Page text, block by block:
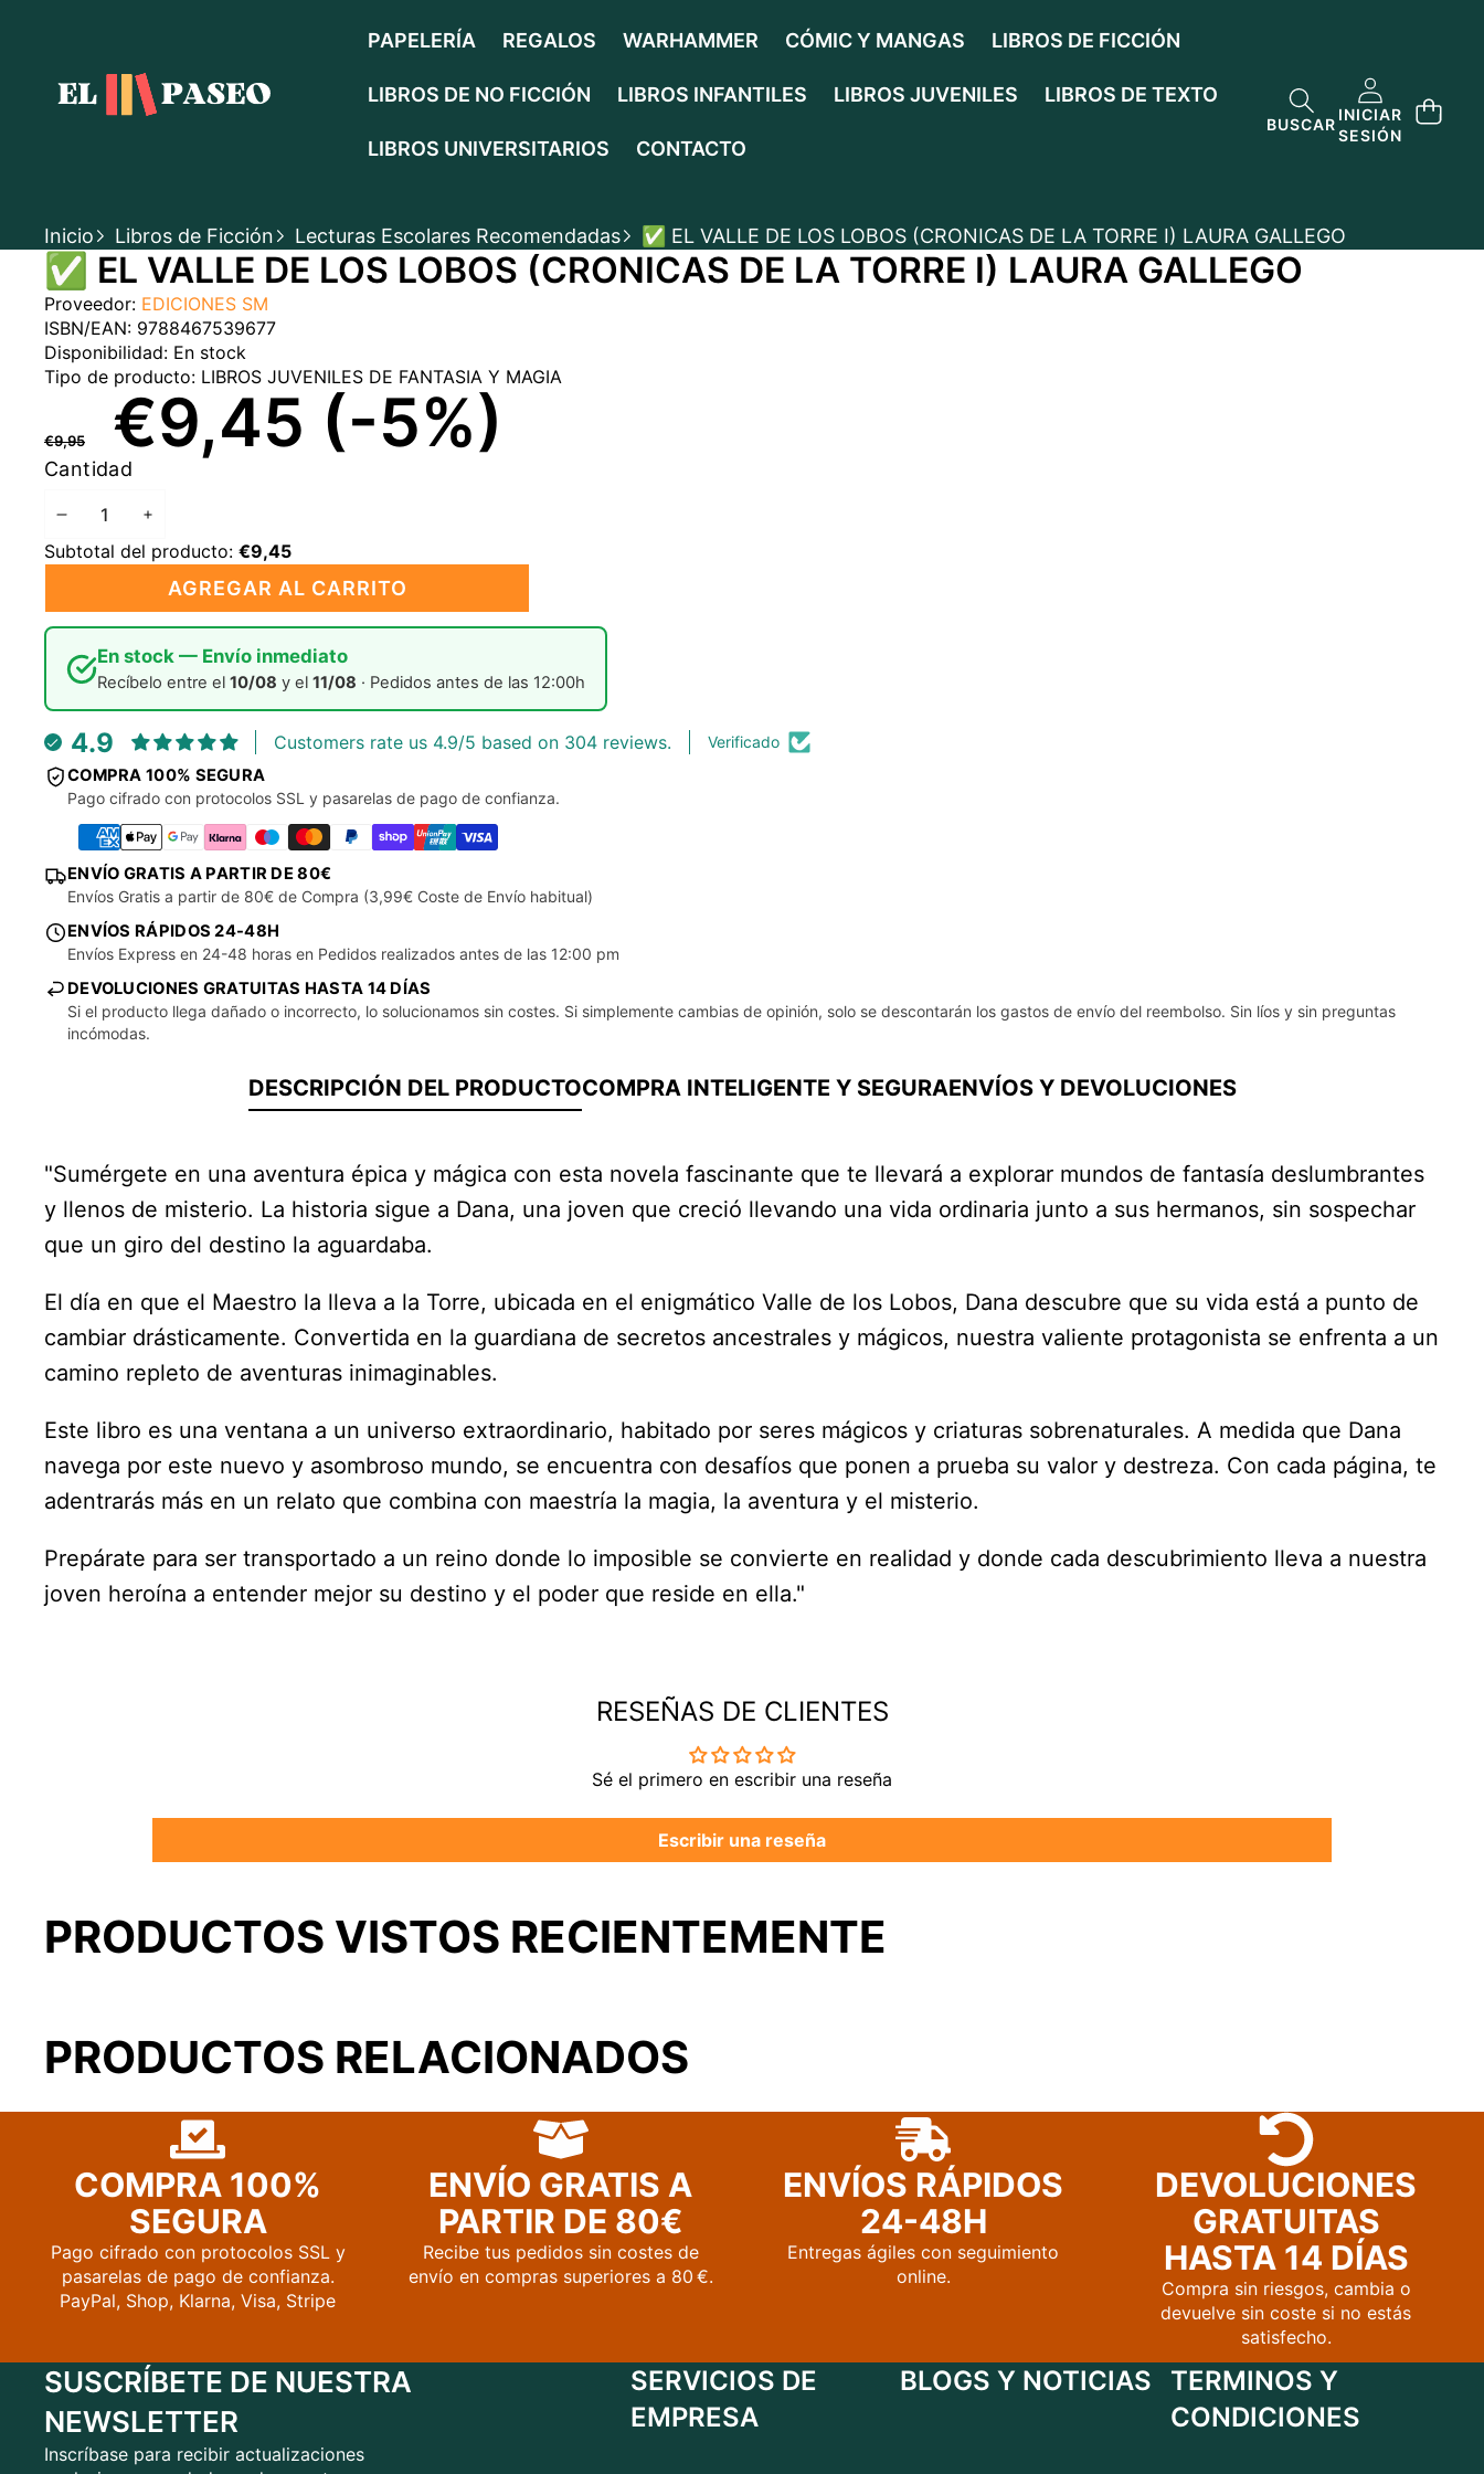
PAPELERÍA
REGALOS WARHAMMER CÓMIC Y MANGAS LIBROS DE FICCIÓN
LIBROS DE NO FICCIÓN LIBROS INFANTILES LIBROS JUVENILES LIBROS DE TEXTO
LIBROS UNIVERSITARIOS CONTACTO
BUSCAR
INICIAR
SESIÓN
Inicio Libros de Ficción Lecturas Escolares Recomendadas ✅ EL VALLE DE LOS LOBOS (CRONICAS DE LA TORRE I) LAURA GALLEGO
SALTAR A LA INFORMACIÓN DEL PRODUCTO
EN OFERTA
✅ EL VALLE DE LOS LOBOS (CRONICAS DE LA TORRE I) LAURA GALLEGO
Proveedor: EDICIONES SM
ISBN/EAN: 9788467539677
Disponibilidad: En stock
Tipo de producto: LIBROS JUVENILES DE FANTASIA Y MAGIA
PRECIO
REGULAR
€9,95
PRECIO
EN
OFERTA
€9,45 (-5%)
Cantidad
DISMINUIR
CANTIDAD
AUMENTAR
CANTIDAD
Subtotal del producto: €9,45
AGREGAR AL CARRITO
En stock — Envío inmediato
Recíbelo entre el 10/08 y el 11/08 · Pedidos antes de las 12:00h
4.9 Customers rate us 4.9/5 based on 304 reviews. Verificado
COMPRA 100% SEGURA
Pago cifrado con protocolos SSL y pasarelas de pago de confianza.
ENVÍO GRATIS A PARTIR DE 80€
Envíos Gratis a partir de 80€ de Compra (3,99€ Coste de Envío habitual)
ENVÍOS RÁPIDOS 24-48H
Envíos Express en 24-48 horas en Pedidos realizados antes de las 12:00 pm
DEVOLUCIONES GRATUITAS HASTA 14 DÍAS
Si el producto llega dañado o incorrecto, lo solucionamos sin costes. Si simplemente cambias de opinión, solo se descontarán los gastos de envío del reembolso. Sin líos y sin preguntas
incómodas.
DESCRIPCIÓN DEL PRODUCTOCOMPRA INTELIGENTE Y SEGURAENVÍOS Y DEVOLUCIONES
"Sumérgete en una aventura épica y mágica con esta novela fascinante que te llevará a explorar mundos de fantasía deslumbrantes
y llenos de misterio. La historia sigue a Dana, una joven que creció llevando una vida ordinaria junto a sus hermanos, sin sospechar
que un giro del destino la aguardaba.
El día en que el Maestro la lleva a la Torre, ubicada en el enigmático Valle de los Lobos, Dana descubre que su vida está a punto de
cambiar drásticamente. Convertida en la guardiana de secretos ancestrales y mágicos, nuestra valiente protagonista se enfrenta a un
camino repleto de aventuras inimaginables.
Este libro es una ventana a un universo extraordinario, habitado por seres mágicos y criaturas sobrenaturales. A medida que Dana
navega por este nuevo y asombroso mundo, se encuentra con desafíos que ponen a prueba su valor y destreza. Con cada página, te
adentrarás más en un relato que combina con maestría la magia, la aventura y el misterio.
Prepárate para ser transportado a un reino donde lo imposible se convierte en realidad y donde cada descubrimiento lleva a nuestra
joven heroína a entender mejor su destino y el poder que reside en ella."
RESEÑAS DE CLIENTES
Sé el primero en escribir una reseña
Escribir una reseña
PRODUCTOS VISTOS RECIENTEMENTE
PRODUCTOS RELACIONADOS
COMPRA 100%
SEGURA
Pago cifrado con protocolos SSL y
pasarelas de pago de confianza.
PayPal, Shop, Klarna, Visa, Stripe
ENVÍO GRATIS A
PARTIR DE 80€
Recibe tus pedidos sin costes de
envío en compras superiores a 80 €.
ENVÍOS RÁPIDOS
24-48H
Entregas ágiles con seguimiento
online.
DEVOLUCIONES
GRATUITAS
HASTA 14 DÍAS
Compra sin riesgos, cambia o
devuelve sin coste si no estás
satisfecho.
SUSCRÍBETE DE NUESTRA
NEWSLETTER
Inscríbase para recibir actualizaciones
SERVICIOS DE
EMPRESA
BLOGS Y NOTICIAS
TERMINOS Y
CONDICIONES